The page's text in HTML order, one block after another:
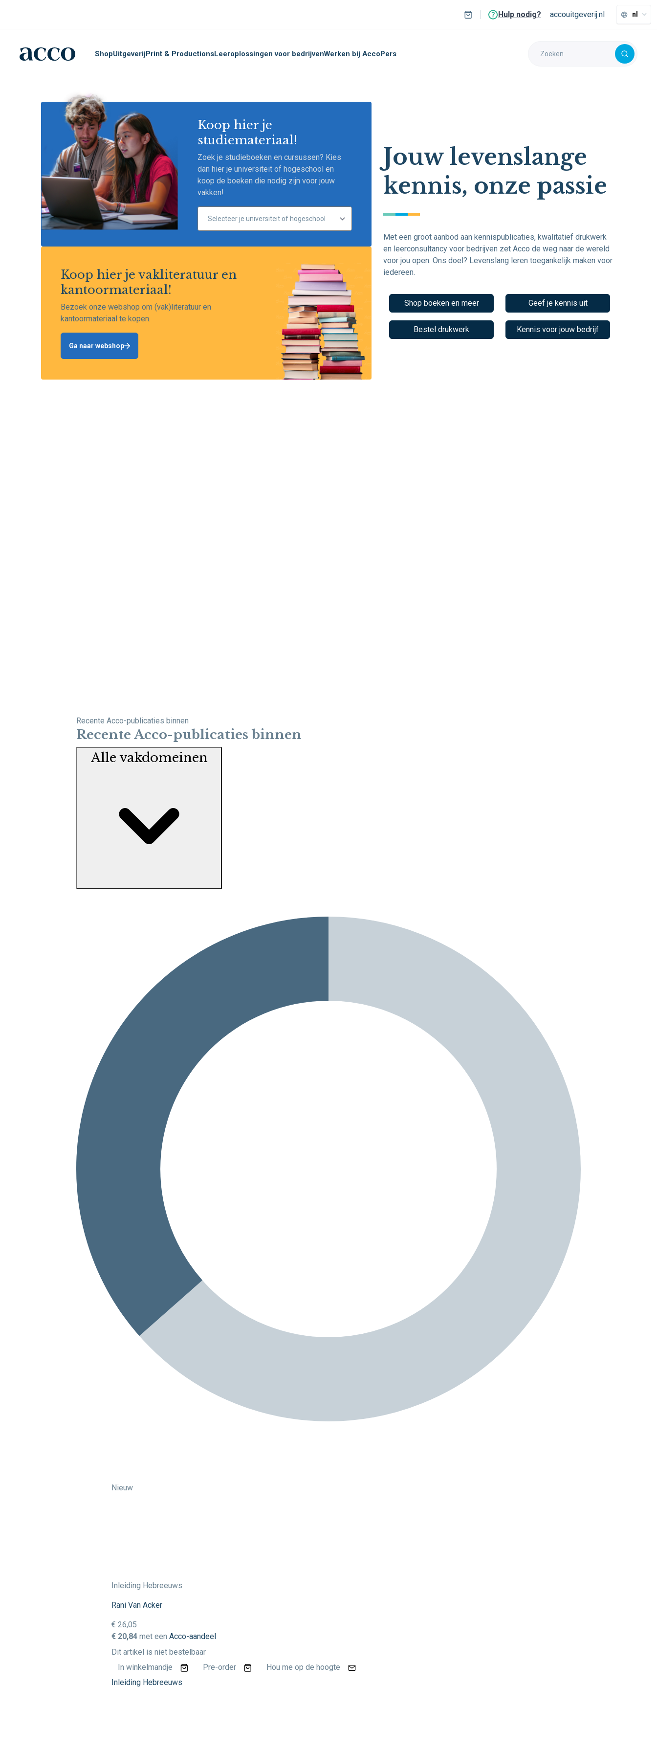
Hulp nodig? accouitgeverij.nl nl
ShopUitgeverijPrint & ProductionsLeeroplossingen voor bedrijvenWerken bij AccoPers
Koop hier je
studiemateriaal!
Zoek je studieboeken en cursussen? Kies
dan hier je universiteit of hogeschool en
koop de boeken die nodig zijn voor jouw
vakken!
Koop hier je vakliteratuur en
kantoormateriaal!
Bezoek onze webshop om (vak)literatuur en
kantoormateriaal te kopen.
Ga naar webshop
Jouw levenslange
kennis, onze passie
Met een groot aanbod aan kennispublicaties, kwalitatief drukwerk
en leerconsultancy voor bedrijven zet Acco de weg naar de wereld
voor jou open. Ons doel? Levenslang leren toegankelijk maken voor
iedereen.
Shop boeken en meer Geef je kennis uit
Bestel drukwerk Kennis voor jouw bedrijf
Recente Acco-publicaties binnen
Recente Acco-publicaties binnen
Alle vakdomeinen
Nieuw
Inleiding Hebreeuws
Rani Van Acker
€ 26,05
€ 20,84 met een Acco-aandeel
Dit artikel is niet bestelbaar
In winkelmandje
Pre-order
Hou me op de hoogte
Inleiding Hebreeuws